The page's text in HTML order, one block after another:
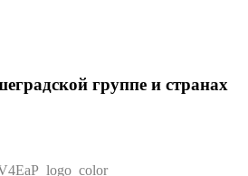
группе и странах